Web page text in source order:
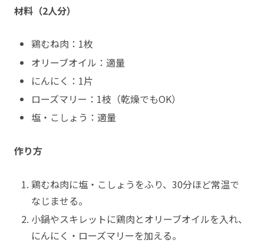
材料（2人分）
鶏むね肉：1枚
オリーブオイル：適量
にんにく：1片
ローズマリー：1枝（乾燥でもOK）
塩・こしょう：適量
作り方
鶏むね肉に塩・こしょうをふり、30分ほど常温で
なじませる。
小鍋やスキレットに鶏肉とオリーブオイルを入れ、
にんにく・ローズマリーを加える。